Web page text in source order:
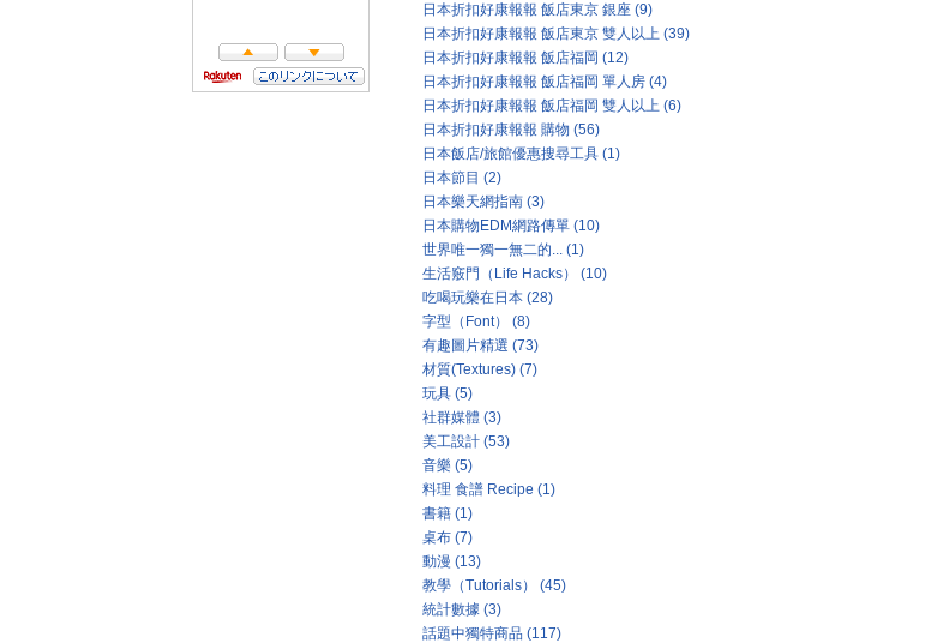
日本折扣好康報報 飯店東京 銀座 (9)
日本折扣好康報報 飯店東京 雙人以上 (39)
日本折扣好康報報 飯店福岡 (12)
日本折扣好康報報 飯店福岡 單人房 (4)
日本折扣好康報報 飯店福岡 雙人以上 (6)
日本折扣好康報報 購物 (56)
日本飯店/旅館優惠搜尋工具 (1)
日本節目 (2)
日本樂天網指南 (3)
日本購物EDM網路傳單 (10)
世界唯一獨一無二的... (1)
生活竅門（Life Hacks）
(10)
吃喝玩樂在日本 (28)
字型（Font）
(8)
有趣圖片精選 (73)
材質(Textures) (7)
玩具 (5)
社群媒體 (3)
美工設計 (53)
音樂 (5)
料理 食譜 Recipe (1)
書籍 (1)
桌布 (7)
動漫 (13)
教學（Tutorials）
(45)
統計數據 (3)
話題中獨特商品 (117)